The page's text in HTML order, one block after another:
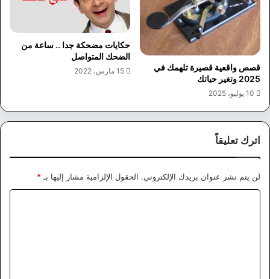
قصص واقعية قصيرة تلهمك في
2025 وتغير حياتك
10 يوليو، 2025
حكايات مضحكة جدا .. ساعة من
الضحك المتواصل
15 مارس، 2022
اترك تعليقاً
لن يتم نشر عنوان بريدك الإلكتروني. الحقول الإلزامية مشار إليها بـ*